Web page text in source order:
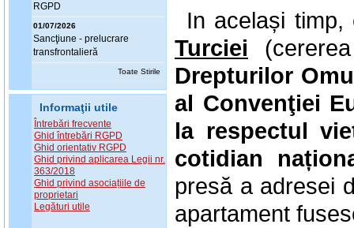
RGPD
01/07/2026
Sancţiune - prelucrare
transfrontalieră
Toate Stirile
Informaţii utile
Întrebări frecvente
Ghid întrebări RGPD
Ghid orientativ RGPD
Ghid privind aplicarea Legii nr.
363/2018
Ghid privind asociațiile de
proprietari
Legături utile
In același
Turciei
Drepturilor
al Convenţiei
la respectul
cotidian
presă a adresei
apartament